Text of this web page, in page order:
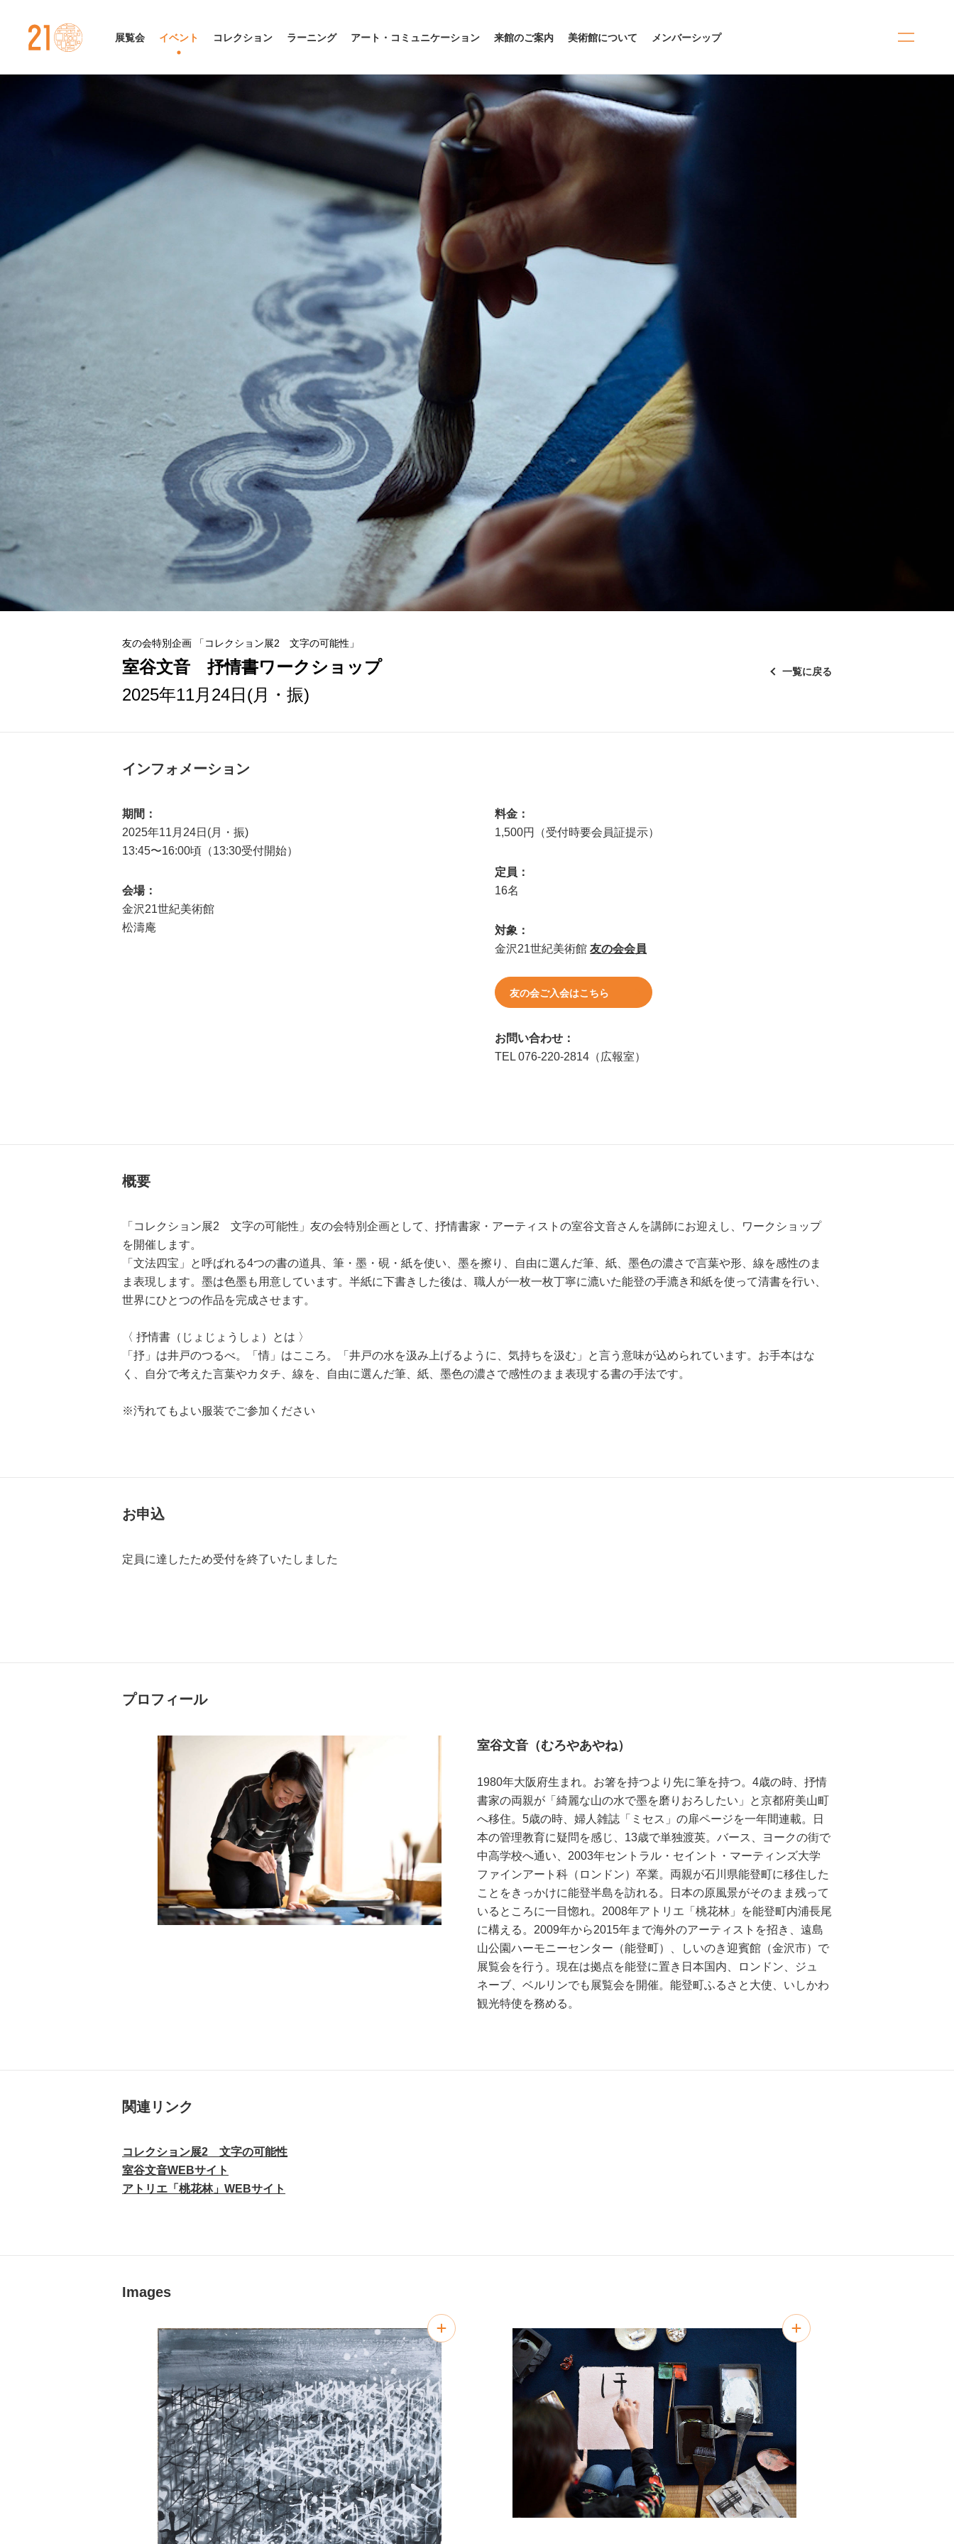
金沢21世紀美術館
展覧会 イベント コレクション ラーニング アート・コミュニケーション 来館のご案内 美術館について メンバーシップ
友の会特別企画 「コレクション展2 文字の可能性」
室谷文音 抒情書ワークショップ
2025年11月24日(月・振)
一覧に戻る
インフォメーション
期間：
2025年11月24日(月・振)
13:45〜16:00頃（13:30受付開始）
会場：
金沢21世紀美術館
松濤庵
料金：
1,500円（受付時要会員証提示）
定員：
16名
対象：
金沢21世紀美術館 友の会会員
友の会ご入会はこちら
お問い合わせ：
TEL 076-220-2814（広報室）
概要
「コレクション展2 文字の可能性」友の会特別企画として、抒情書家・アーティストの室谷文音さんを講師にお迎えし、ワークショップ
を開催します。
「文法四宝」と呼ばれる4つの書の道具、筆・墨・硯・紙を使い、墨を擦り、自由に選んだ筆、紙、墨色の濃さで言葉や形、線を感性のま
ま表現します。墨は色墨も用意しています。半紙に下書きした後は、職人が一枚一枚丁寧に漉いた能登の手漉き和紙を使って清書を行い、
世界にひとつの作品を完成させます。
〈 抒情書（じょじょうしょ）とは 〉
「抒」は井戸のつるべ。「情」はこころ。「井戸の水を汲み上げるように、気持ちを汲む」と言う意味が込められています。お手本はな
く、自分で考えた言葉やカタチ、線を、自由に選んだ筆、紙、墨色の濃さで感性のまま表現する書の手法です。
※汚れてもよい服装でご参加ください
お申込
定員に達したため受付を終了いたしました
プロフィール
室谷文音（むろやあやね）
1980年大阪府生まれ。お箸を持つより先に筆を持つ。4歳の時、抒情
書家の両親が「綺麗な山の水で墨を磨りおろしたい」と京都府美山町
へ移住。5歳の時、婦人雑誌「ミセス」の扉ページを一年間連載。日
本の管理教育に疑問を感じ、13歳で単独渡英。バース、ヨークの街で
中高学校へ通い、2003年セントラル・セイント・マーティンズ大学
ファインアート科（ロンドン）卒業。両親が石川県能登町に移住した
ことをきっかけに能登半島を訪れる。日本の原風景がそのまま残って
いるところに一目惚れ。2008年アトリエ「桃花林」を能登町内浦長尾
に構える。2009年から2015年まで海外のアーティストを招き、遠島
山公園ハーモニーセンター（能登町）、しいのき迎賓館（金沢市）で
展覧会を行う。現在は拠点を能登に置き日本国内、ロンドン、ジュ
ネーブ、ベルリンでも展覧会を開催。能登町ふるさと大使、いしかわ
観光特使を務める。
関連リンク
コレクション展2 文字の可能性
室谷文音WEBサイト
アトリエ「桃花林」WEBサイト
Images